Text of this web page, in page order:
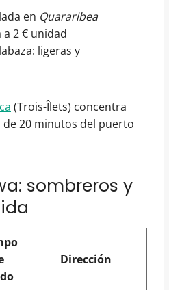
en Quararibea
a 2 € unidad
ligeras y
(Trois-Îlets) concentra
20 minutos del puerto
sombreros y
Dirección